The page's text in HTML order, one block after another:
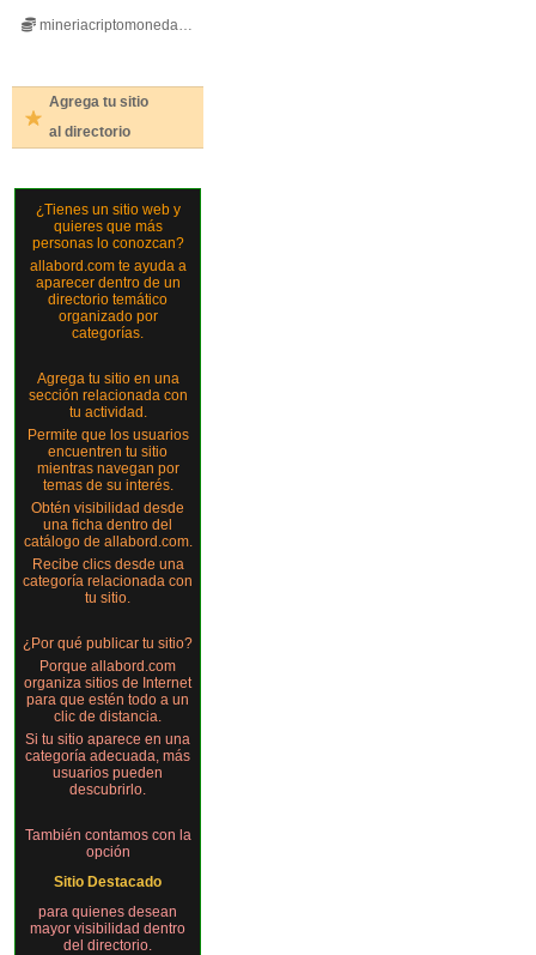
mineriacriptomonedas (1)
Agrega tu sitio
al directorio
¿Tienes un sitio web y
quieres que más
personas lo conozcan?
allabord.com te ayuda a
aparecer dentro de un
directorio temático
organizado por
categorías.
Agrega tu sitio en una
sección relacionada con
tu actividad.
Permite que los usuarios
encuentren tu sitio
mientras navegan por
temas de su interés.
Obtén visibilidad desde
una ficha dentro del
catálogo de allabord.com.
Recibe clics desde una
categoría relacionada con
tu sitio.
¿Por qué publicar tu sitio?
Porque allabord.com
organiza sitios de Internet
para que estén todo a un
clic de distancia.
Si tu sitio aparece en una
categoría adecuada, más
usuarios pueden
descubrirlo.
También contamos con la
opción
Sitio Destacado
para quienes desean
mayor visibilidad dentro
del directorio.